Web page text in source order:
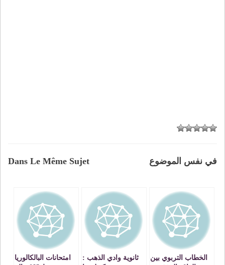
Dans Le Même Sujet في نفس الموضوع
الخطاب التربوي بين
ثانوية وادي الذهب :
امتحانات البالكالوريا